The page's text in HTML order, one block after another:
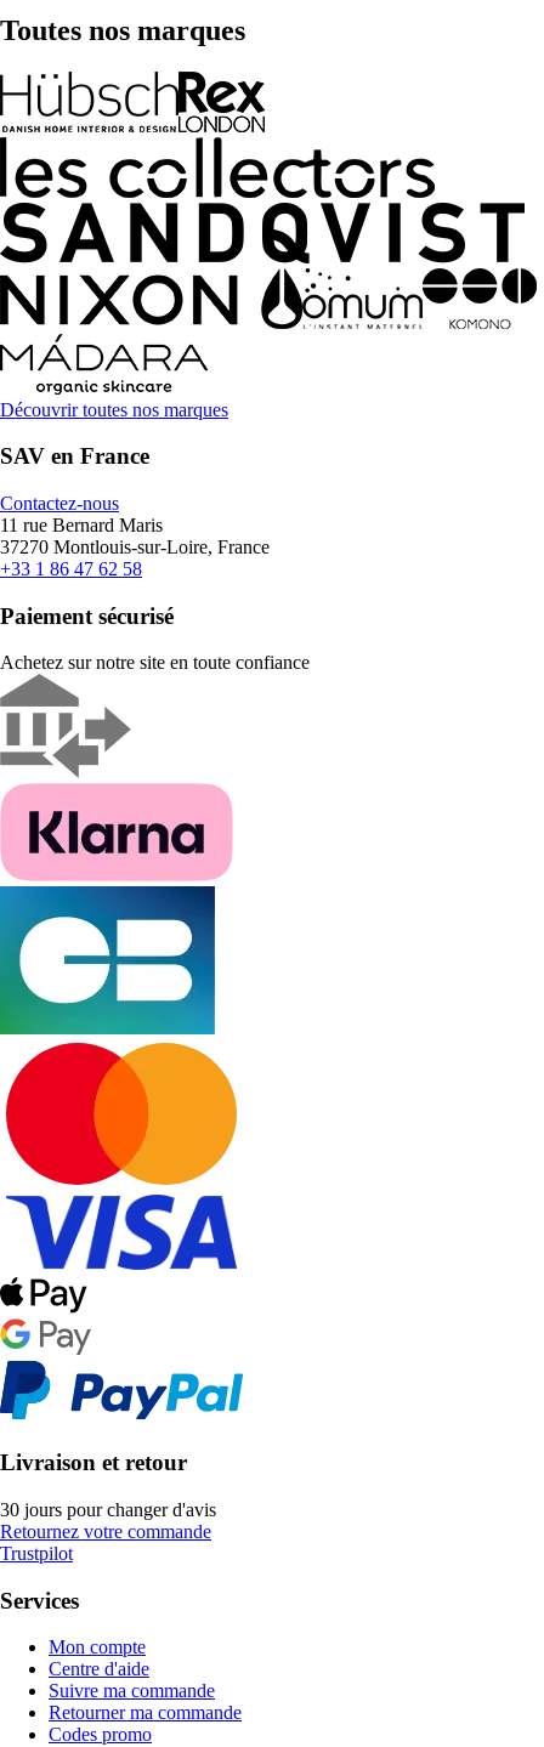
Toutes nos marques
Découvrir toutes nos marques
SAV en France
Contactez-nous
11 rue Bernard Maris
37270 Montlouis-sur-Loire, France
+33 1 86 47 62 58
Paiement sécurisé
Achetez sur notre site en toute confiance
Livraison et retour
30 jours pour changer d'avis
Retournez votre commande
Trustpilot
Services
Mon compte
Centre d'aide
Suivre ma commande
Retourner ma commande
Codes promo